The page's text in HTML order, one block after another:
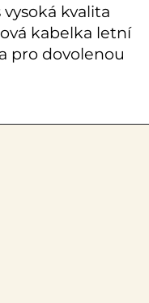
kvalita
kabelka letní
pro dovolenou